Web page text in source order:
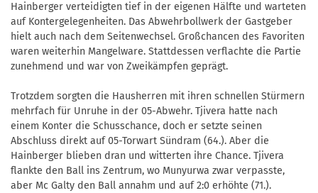
Hainberger verteidigten tief in der eigenen Hälfte und warteten
auf Kontergelegenheiten. Das Abwehrbollwerk der Gastgeber
hielt auch nach dem Seitenwechsel. Großchancen des Favoriten
waren weiterhin Mangelware. Stattdessen verflachte die Partie
zunehmend und war von Zweikämpfen geprägt.
Trotzdem sorgten die Hausherren mit ihren schnellen Stürmern
mehrfach für Unruhe in der 05-Abwehr. Tjivera hatte nach
einem Konter die Schusschance, doch er setzte seinen
Abschluss direkt auf 05-Torwart Sündram (64.). Aber die
Hainberger blieben dran und witterten ihre Chance. Tjivera
flankte den Ball ins Zentrum, wo Munyurwa zwar verpasste,
aber Mc Galty den Ball annahm und auf 2:0 erhöhte (71.).